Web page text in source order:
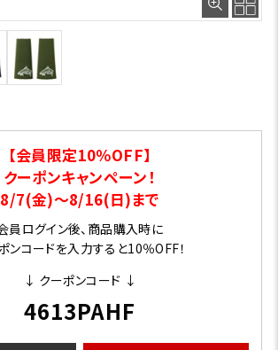
【会員限定10％OFF】
クーポンキャンペーン！
8/7(金)～8/16(日)まで
員ログイン後、商品購入時に
ンコードを入力すると10％OFF！
↓ クーポンコード ↓
4613PAHF